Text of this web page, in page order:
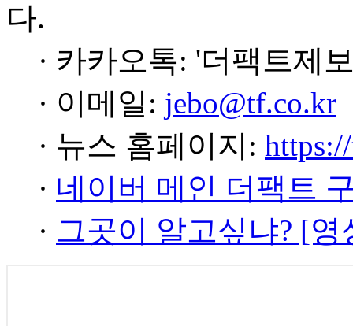
다.
· 카카오톡: '더팩트제
· 이메일: jebo@tf.co.kr
· 뉴스 홈페이지:
· 네이버 메인 더팩트
· 그곳이 알고싶냐? [